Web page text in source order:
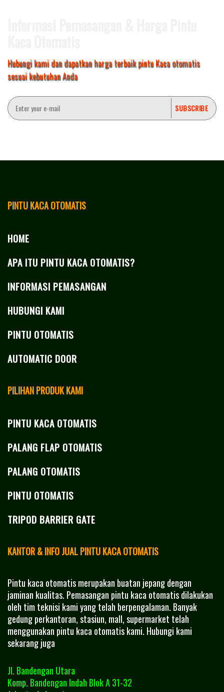
Hubungi kami dan dapatkan harga terbaik pintu Kaca otomatis
sesuai kebutuhan Anda
PINTU KACA OTOMATIS
HOME
APA ITU PINTU KACA OTOMATIS?
INFORMASI PEMASANGAN
HUBUNGI KAMI
PINTU OTOMATIS
AUTOMATIC DOOR
PILIHAN PRODUK KAMI
PINTU KACA OTOMATIS
PALANG FLAP OTOMATIS
PALANG OTOMATIS
PINTU OTOMATIS
TRIPOD BARRIER GATE
KANTOR & INFO JUAL PINTU KACA OTOMATIS
Pintu kaca otomatis merupakan buatan jepang dengan
jaminan kualitas. Pemasangan pintu kaca otomatis dilakukan
oleh tim teknisi kami yang telah berpengalaman. Banyak
gedung perkantoran, stasiun, mall, supermarket telah
menggunakan pintu kaca otomatis kami. Hubungi kami
sekarang juga
Jl. Bandengan Utara
Komp. Bandengan Indah Blok A 31-32